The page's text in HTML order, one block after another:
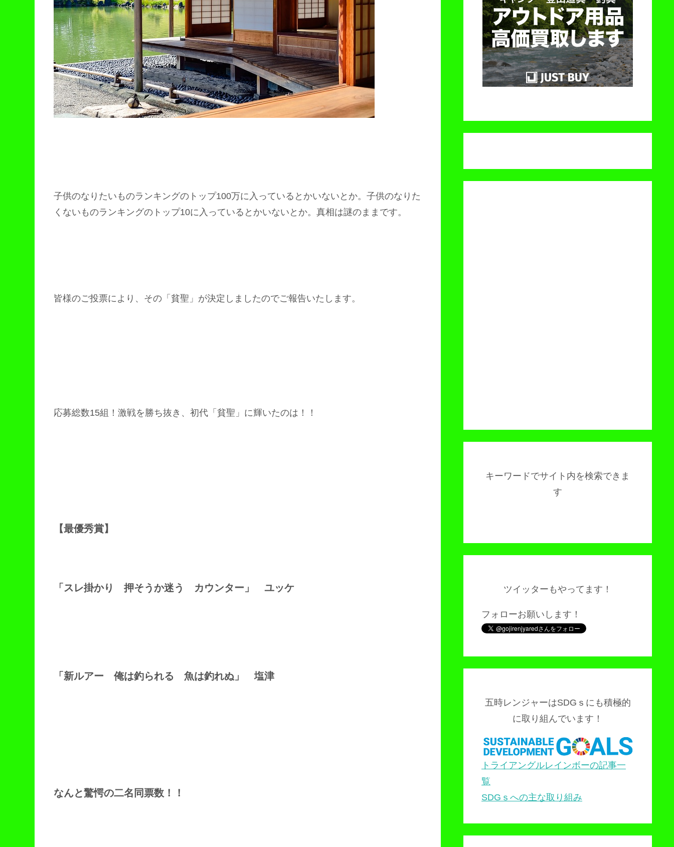
子供のなりたいものランキングのトップ100万に入っているとかいないとか。子供のなりた
くないものランキングのトップ10に入っているとかいないとか。真相は謎のままです。
皆様のご投票により、その「貧聖」が決定しましたのでご報告いたします。
応募総数15組！激戦を勝ち抜き、初代「貧聖」に輝いたのは！！
【最優秀賞】
「スレ掛かり 押そうか迷う カウンター」 ユッケ
「新ルアー 俺は釣られる 魚は釣れぬ」 塩津
なんと驚愕の二名同票数！！
キーワードでサイト内を検索できま
す
ツイッターもやってます！
フォローお願いします！
五時レンジャーはSDGｓにも積極的
に取り組んでいます！
トライアングルレインボーの記事一
覧
SDGｓへの主な取り組み